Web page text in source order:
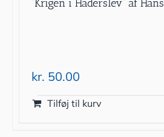
“Krigen i Haderslev” af
kr. 50.00
Tilføj til kurv